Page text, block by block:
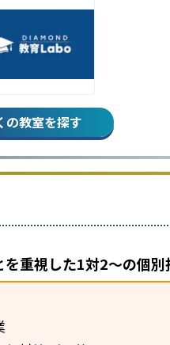
の教室を探す
重視した1対2〜の個別